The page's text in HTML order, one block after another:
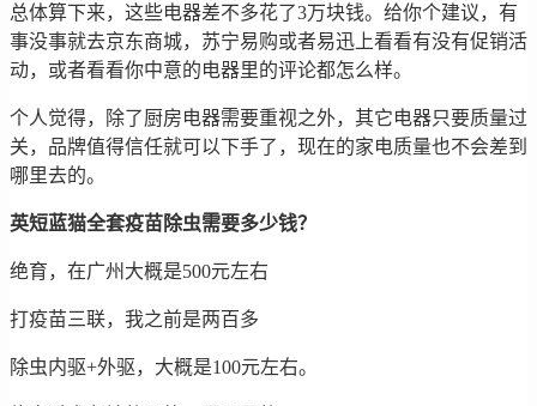
总体算下来，这些电器差不多花了3万块钱。给你个建议，有
事没事就去京东商城，苏宁易购或者易迅上看看有没有促销活
动，或者看看你中意的电器里的评论都怎么样。
个人觉得，除了厨房电器需要重视之外，其它电器只要质量过
关，品牌值得信任就可以下手了，现在的家电质量也不会差到
哪里去的。
英短蓝猫全套疫苗除虫需要多少钱？
绝育，在广州大概是500元左右
打疫苗三联，我之前是两百多
除虫内驱+外驱，大概是100元左右。